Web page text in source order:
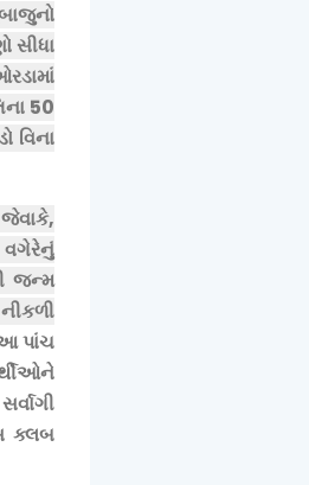
સીધા
50
વિના
,
વગેરેનું
જન્મ
નીકળી
આ પાંચ
ક્લબ